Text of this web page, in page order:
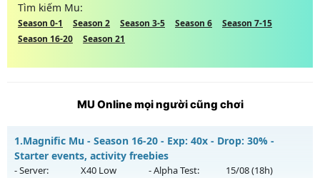
Tìm kiếm Mu:
Season 0-1 Season 2 Season 3-5 Season 6
Season 7-15
Season 16-20
Season 21
MU Online mọi người cũng chơi
1.Magnific Mu - Season 16-20 - Exp: 40x - Drop: 30% -
Starter events, activity freebies
- Server: X40 Low - Alpha Test: 15/08(18h)